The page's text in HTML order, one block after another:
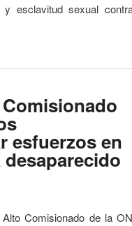
esclavitud sexual
esfuerzos en
Comisionado de la